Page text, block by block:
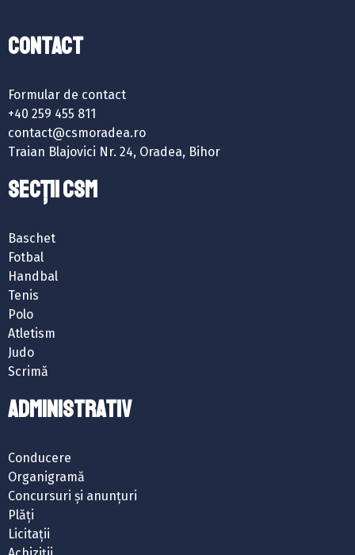
Contact
Formular de contact
+40 259 455 811
contact@csmoradea.ro
Traian Blajovici Nr. 24, Oradea, Bihor
SECȚII CSM
Baschet
Fotbal
Handbal
Tenis
Polo
Atletism
Judo
Scrimă
ADMINISTRATIV
Conducere
Organigramă
Concursuri și anunțuri
Plăți
Licitații